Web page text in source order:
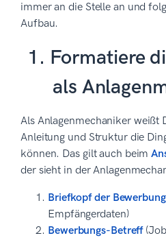
immer an die Stelle an und
Aufbau.
1. Formatiere
als
Als Anlagenmechaniker weißt
Anleitung und Struktur die
können. Das gilt auch beim
der sieht in der
Briefkopf der Bewerbung
Empfängerdaten)
Bewerbungs-Betreff